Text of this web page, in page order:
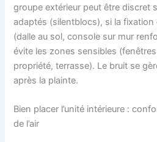
groupe extérieur peut être discret
adaptés (silentblocs), si la
(dalle au sol, console sur mur
évite les zones sensibles
propriété, terrasse). Le bruit se
après la plainte.
Bien placer l’unité intérieure :
de l’air